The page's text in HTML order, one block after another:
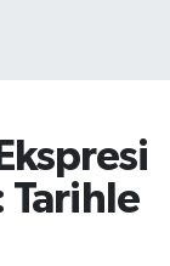
Tarihle